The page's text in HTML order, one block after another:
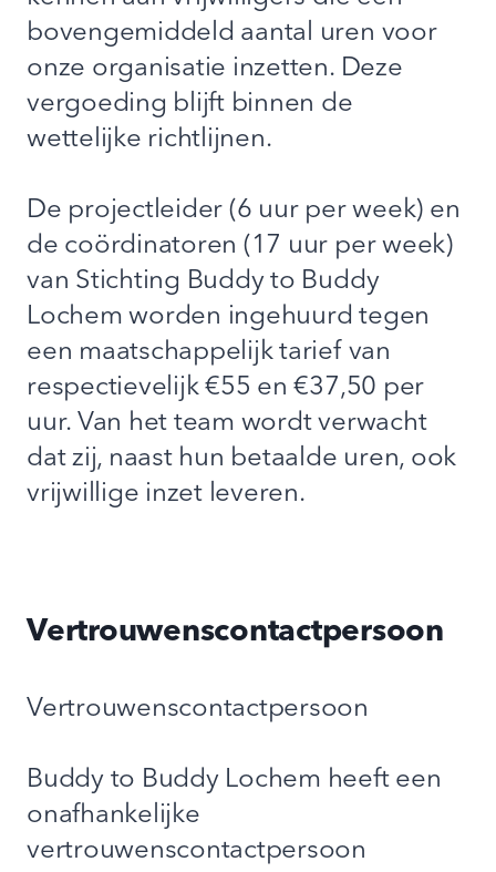
bovengemiddeld aantal uren voor
onze organisatie inzetten. Deze
vergoeding blijft binnen de
wettelijke richtlijnen.
De projectleider (6 uur per week) en
de coördinatoren (17 uur per week)
van Stichting Buddy to Buddy
Lochem worden ingehuurd tegen
een maatschappelijk tarief van
respectievelijk €55 en €37,50 per
uur. Van het team wordt verwacht
dat zij, naast hun betaalde uren, ook
vrijwillige inzet leveren.
Vertrouwenscontactpersoon
Vertrouwenscontactpersoon
Buddy to Buddy Lochem heeft een
onafhankelijke
vertrouwenscontactpersoon